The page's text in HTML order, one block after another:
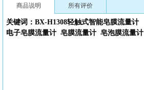
商品说明 所有评价
关键词：BX-H1308轻触式智能皂膜流量计
电子皂膜流量计 皂膜流量计 皂泡膜流量计